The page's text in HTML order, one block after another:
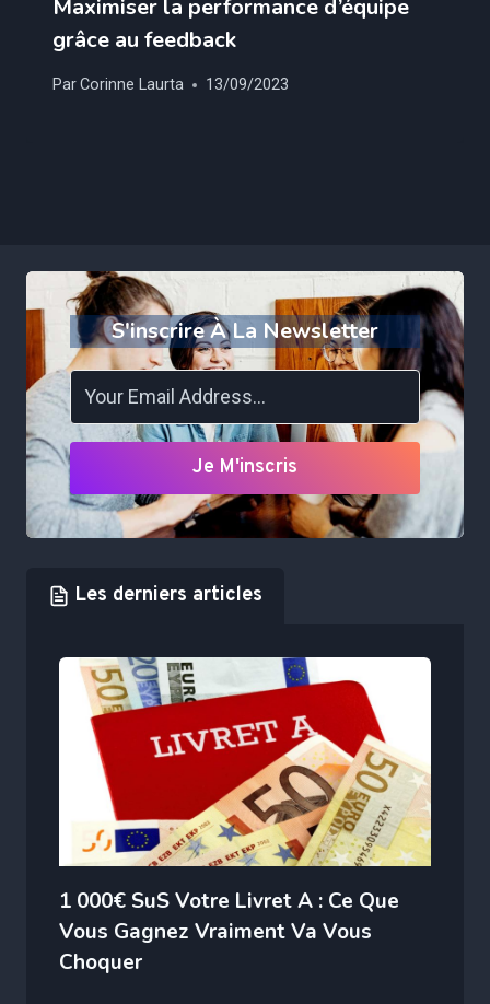
Maximiser la performance d’équipe
grâce au feedback
ParCorinne Laurta 13/09/2023
S'inscrire À La Newsletter
Je M'inscris
Les derniers articles
1 000€ SuS Votre Livret A : Ce Que
Vous Gagnez Vraiment Va Vous
Choquer